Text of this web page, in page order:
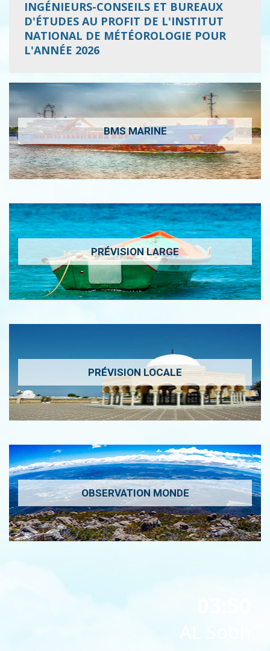
INGÉNIEURS-CONSEILS ET BUREAUX
D'ÉTUDES AU PROFIT DE L'INSTITUT
NATIONAL DE MÉTÉOROLOGIE POUR
L'ANNÉE 2026
BMS MARINE
PRÉVISION LARGE
PRÉVISION LOCALE
OBSERVATION MONDE